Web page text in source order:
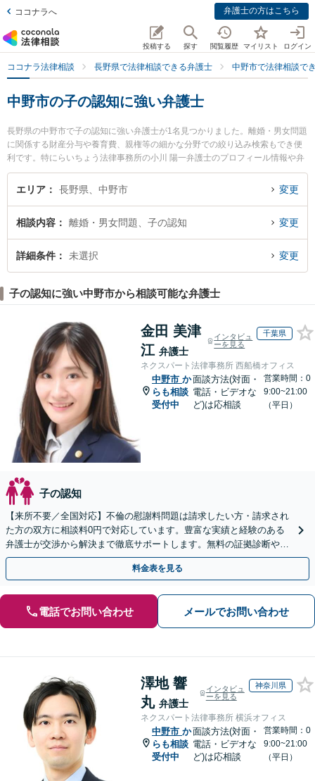
ココナラへ 弁護士の方はこちら
投稿する 探す 閲覧履歴 マイリスト ログイン
ココナラ法律相談 長野県で法律相談できる弁護士 中野市で法律相談で
中野市の子の認知に強い弁護士
長野県の中野市で子の認知に強い弁護士が1名見つかりました。離婚・男女問題
に関係する財産分与や養育費、親権等の細かな分野での絞り込み検索もでき便
利です。特にらいちょう法律事務所の小川 陽一弁護士のプロフィール情報や弁
護士費用、強みなどが注目されています。『中野市で土日や夜間に発生した子
の認知のトラブルを今すぐに弁護士に相談したい』『子の認知のトラブル解決
すすめです。
エリア 長野県、中野市 変更
相談内容 離婚・男女問題、子の認知 変更
詳細条件 未選択 変更
子の認知に強い中野市から相談可能な弁護士
金田 美津
江 弁護士
インタビュ
ーを見る
千葉県
ネクスパート法律事務所 西船橋オフィス
中野市 か
らも相談
受付中
面談方法(対面・
電話・ビデオな
ど)は応相談
営業時間：0
9:00~21:00
（平日）
子の認知
【来所不要／全国対応】不倫の慰謝料問題は請求したい方・請求され
た方の双方に相談料0円で対応しています。豊富な実績と経験のある
弁護士が交渉から解決まで徹底サポートします。無料の証拠診断や着
手金の返還保証もありますので安心してご相談ください。
料金表を見る
電話でお問い合わせ メールでお問い合わせ
澤地 響
丸 弁護士
インタビュ
ーを見る
神奈川県
ネクスパート法律事務所 横浜オフィス
中野市 か
らも相談
受付中
面談方法(対面・
電話・ビデオな
ど)は応相談
営業時間：0
9:00~21:00
（平日）